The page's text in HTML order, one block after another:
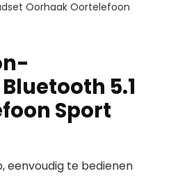
Oorhaak Oortelefoon
5.1
Sport
eenvoudig te bedienen